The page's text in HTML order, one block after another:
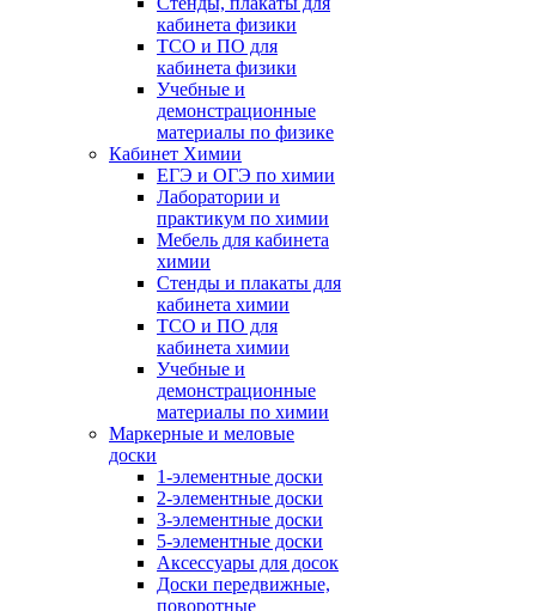
кабинета физики
ТСО и ПО для
кабинета физики
Учебные и
демонстрационные
материалы по физике
Кабинет Химии
ЕГЭ и ОГЭ по химии
Лаборатории и
практикум по химии
Мебель для кабинета
химии
Стенды и плакаты для
кабинета химии
ТСО и ПО для
кабинета химии
Учебные и
демонстрационные
материалы по химии
Маркерные и меловые
доски
1-элементные доски
2-элементные доски
3-элементные доски
5-элементные доски
Аксессуары для досок
Доски передвижные,
поворотные